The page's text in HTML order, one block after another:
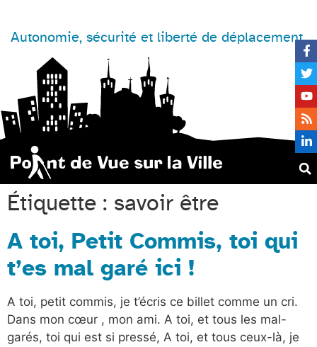
Autonomie, sécurité et liberté de déplacement
Étiquette : savoir être
A toi, Petit Commis, toi qui
t’es mal garé ici !
A toi, petit commis, je t’écris ce billet comme un cri.
Dans mon cœur , mon ami. A toi, et tous les mal-
garés, toi qui est si pressé, A toi, et tous ceux-là, je